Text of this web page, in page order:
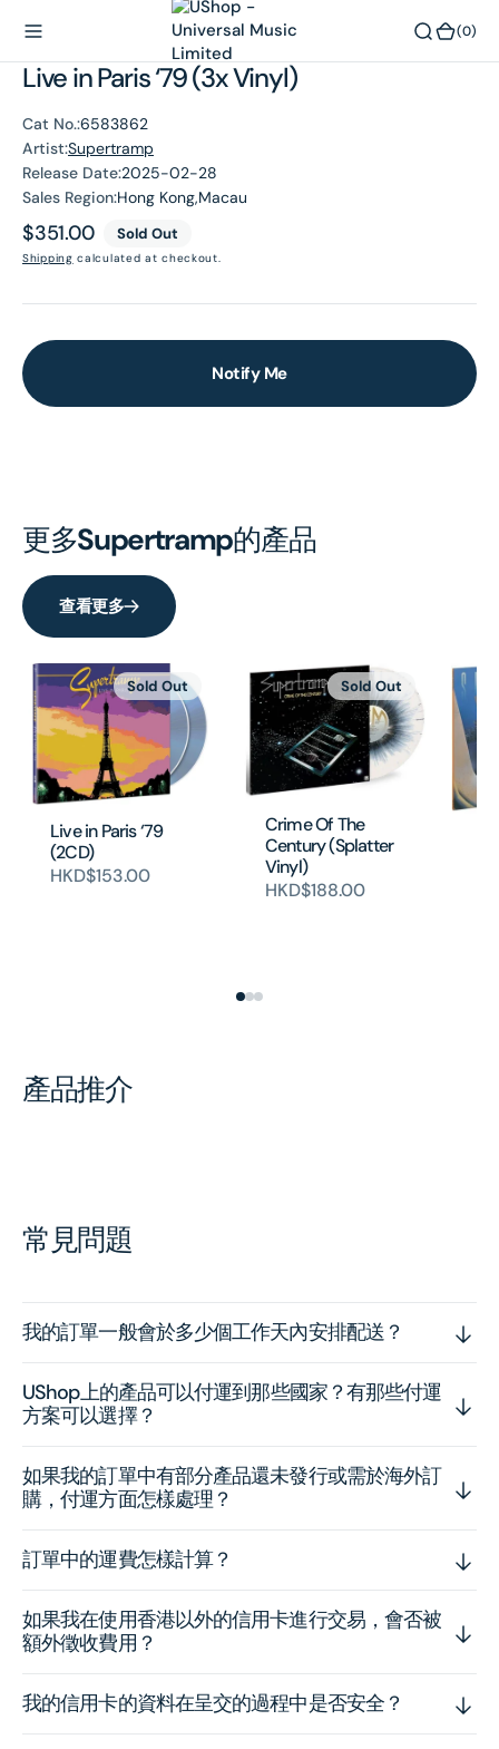
(0)
Live in Paris ‘79 (3x Vinyl)
Cat No.:6583862
Artist:Supertramp
Release Date:2025-02-28
Sales Region:Hong Kong,Macau
Regular
price
$351.00 Sold Out
Shipping calculated at checkout.
Notify Me
更多Supertramp的產品
查看更多
Live in Paris ‘79
(2CD)
HKD$153.00
Sold Out
Crime Of The
Century (Splatter
Vinyl)
HKD$188.00
Sold Out
產品推介
常見問題
我的訂單一般會於多少個工作天內安排配送？
UShop上的產品可以付運到那些國家？有那些付運
方案可以選擇？
如果我的訂單中有部分產品還未發行或需於海外訂
購，付運方面怎樣處理？
訂單中的運費怎樣計算？
如果我在使用香港以外的信用卡進行交易，會否被
額外徵收費用？
我的信用卡的資料在呈交的過程中是否安全？